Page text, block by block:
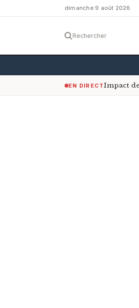
dimanche 9 août 2026
Rechercher
EN DIRECTImpact